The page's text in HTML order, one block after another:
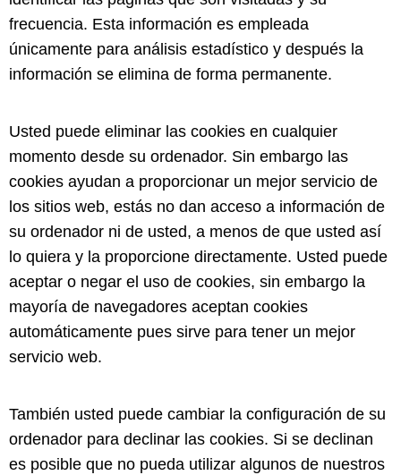
frecuencia. Esta información es empleada
únicamente para análisis estadístico y después la
información se elimina de forma permanente.
Usted puede eliminar las cookies en cualquier
momento desde su ordenador. Sin embargo las
cookies ayudan a proporcionar un mejor servicio de
los sitios web, estás no dan acceso a información de
su ordenador ni de usted, a menos de que usted así
lo quiera y la proporcione directamente. Usted puede
aceptar o negar el uso de cookies, sin embargo la
mayoría de navegadores aceptan cookies
automáticamente pues sirve para tener un mejor
servicio web.
También usted puede cambiar la configuración de su
ordenador para declinar las cookies. Si se declinan
es posible que no pueda utilizar algunos de nuestros